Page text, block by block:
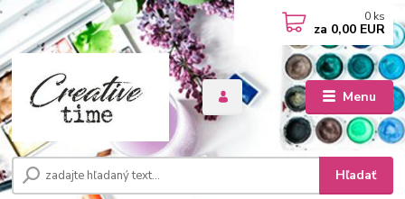
Menu
Hľadať
0 ks
za 0,00 EUR